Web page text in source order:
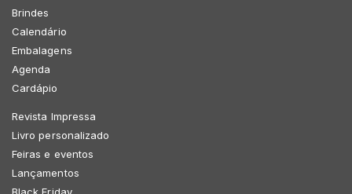
Brindes
Calendário
Embalagens
Agenda
Cardápio
Revista Impressa
Livro personalizado
Feiras e eventos
Lançamentos
Black Friday